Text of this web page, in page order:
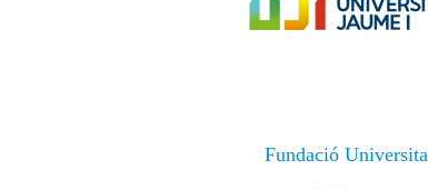
Fundació